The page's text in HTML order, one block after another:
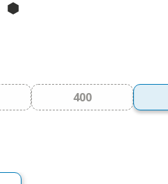
Matt
Cloud Matt
Grigio Titano Matt
400